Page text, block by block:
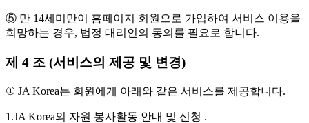
⑤ 만 14세미만이 홈페이지 회원으로 가입하여 서비스 이용을
희망하는 경우, 법정 대리인의 동의를 필요로 합니다.
제 4 조 (서비스의 제공 및 변경)
① JA Korea는 회원에게 아래와 같은 서비스를 제공합니다.
1.JA Korea의 자원 봉사활동 안내 및 신청 .